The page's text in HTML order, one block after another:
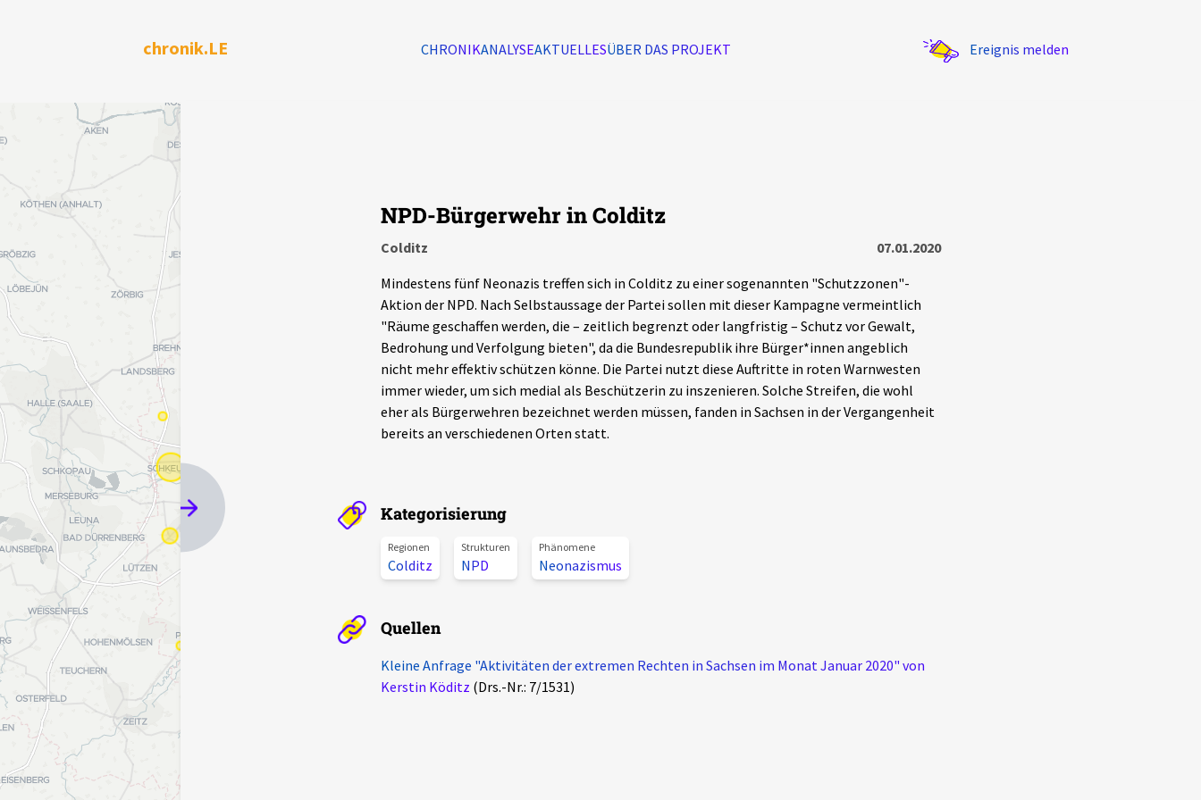
chronik.LE CHRONIKANALYSEAKTUELLESÜBER DAS PROJEKT Ereignis melden
NPD-Bürgerwehr in Colditz
Colditz
07.01.2020
Mindestens fünf Neonazis treffen sich in Colditz zu einer sogenannten "Schutzzonen"-
Aktion der NPD. Nach Selbstaussage der Partei sollen mit dieser Kampagne vermeintlich
"Räume geschaffen werden, die – zeitlich begrenzt oder langfristig – Schutz vor Gewalt,
Bedrohung und Verfolgung bieten", da die Bundesrepublik ihre Bürger*innen angeblich
nicht mehr effektiv schützen könne. Die Partei nutzt diese Auftritte in roten Warnwesten
immer wieder, um sich medial als Beschützerin zu inszenieren. Solche Streifen, die wohl
eher als Bürgerwehren bezeichnet werden müssen, fanden in Sachsen in der Vergangenheit
bereits an verschiedenen Orten statt.
Kategorisierung
Regionen
Colditz
Strukturen
NPD
Phänomene
Neonazismus
Quellen
Kleine Anfrage "Aktivitäten der extremen Rechten in Sachsen im Monat Januar 2020" von
Kerstin Köditz (Drs.-Nr.: 7/1531)
Ereignisse